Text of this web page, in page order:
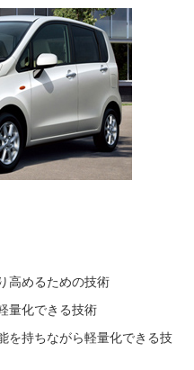
高めるための技術
量化できる技術
を持ちながら軽量化できる技